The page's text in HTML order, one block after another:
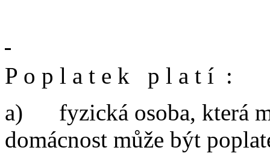
P o p l a t e k p l a t í :
a)
fyzická osoba, která
domácnost může být